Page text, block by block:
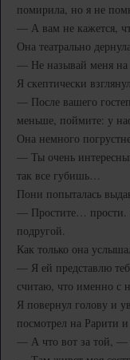
помирила, но я не
— А вам не кажется,
Она театрально
— Не называй меня на
Я скептически
— После вашего
меньше, поймите: у
Она немного
— Ты очень
так все губишь…
Пони попыталась
— Простите… прости.
подругой.
Как только она
— Я ей представлю
считаю, что именно с
Я повернул голову и
посмотрел на Рарити
— А что вот за той, —